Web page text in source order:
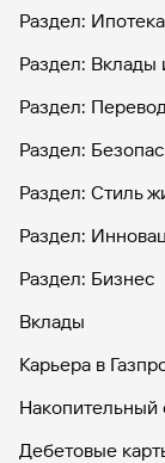
Раздел: Ипотека
Раздел: Вклады
Раздел:
Раздел:
Раздел: Стиль
Раздел:
Раздел: Бизнес
Вклады
Карьера в
Накопительный
Дебетовые